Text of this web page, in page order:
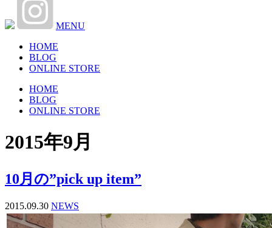
MENU
HOME
BLOG
ONLINE STORE
HOME
BLOG
ONLINE STORE
2015年9月
10月の”pick up item”
2015.09.30 NEWS